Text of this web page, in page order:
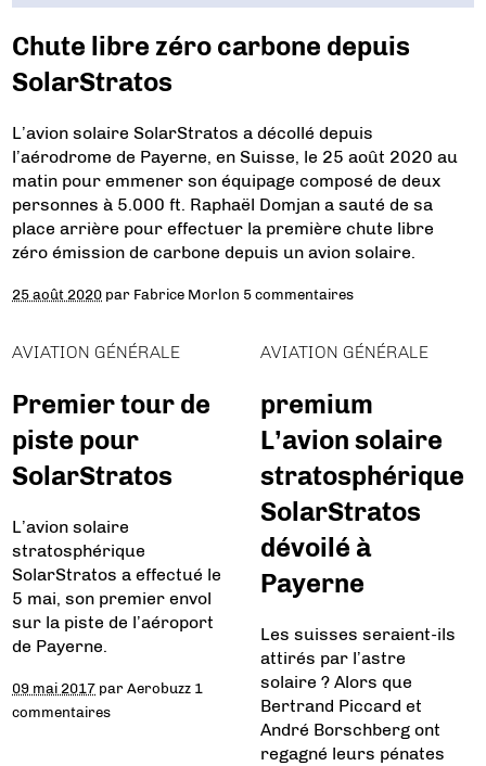
Chute libre zéro carbone depuis
SolarStratos
L’avion solaire SolarStratos a décollé depuis
l’aérodrome de Payerne, en Suisse, le 25 août 2020 au
matin pour emmener son équipage composé de deux
personnes à 5.000 ft. Raphaël Domjan a sauté de sa
place arrière pour effectuer la première chute libre
zéro émission de carbone depuis un avion solaire.
25 août 2020 par Fabrice Morlon 5 commentaires
AVIATION GÉNÉRALE
Premier tour de
piste pour
SolarStratos
L’avion solaire
stratosphérique
SolarStratos a effectué le
5 mai, son premier envol
sur la piste de l’aéroport
de Payerne.
09 mai 2017 parAerobuzz 1
commentaires
AVIATION GÉNÉRALE
premium
L’avion solaire
stratosphérique
SolarStratos
dévoilé à
Payerne
Les suisses seraient-ils
attirés par l’astre
solaire ? Alors que
Bertrand Piccard et
André Borschberg ont
regagné leurs pénates